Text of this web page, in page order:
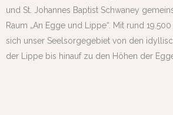
und St. Johannes Baptist Schwaney
Raum „An Egge und Lippe“. Mit rund
sich unser Seelsorgegebiet von den
der Lippe bis hinauf zu den Höhen der